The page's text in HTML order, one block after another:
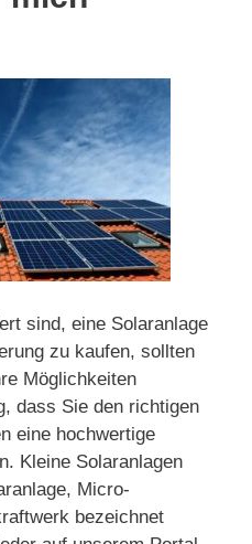
sind, eine Solaranlage
zu kaufen, sollten
Möglichkeiten
dass Sie den richtigen
eine hochwertige
Kleine Solaranlagen
Micro-
bezeichnet